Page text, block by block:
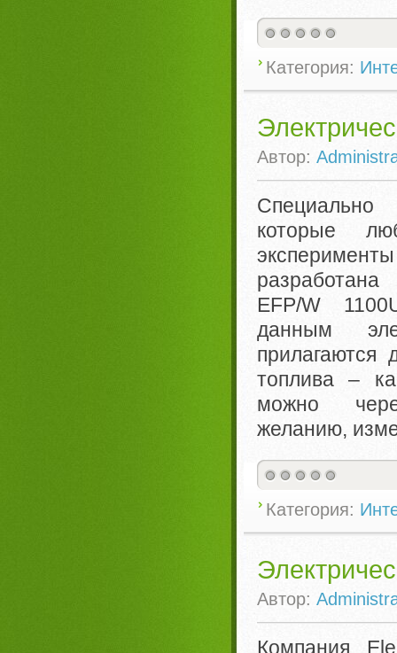
Категория:
Автор:
которые
EFP/W
данным
прилагаются
топлива –
можно
желанию,
Категория:
Автор:
Компания